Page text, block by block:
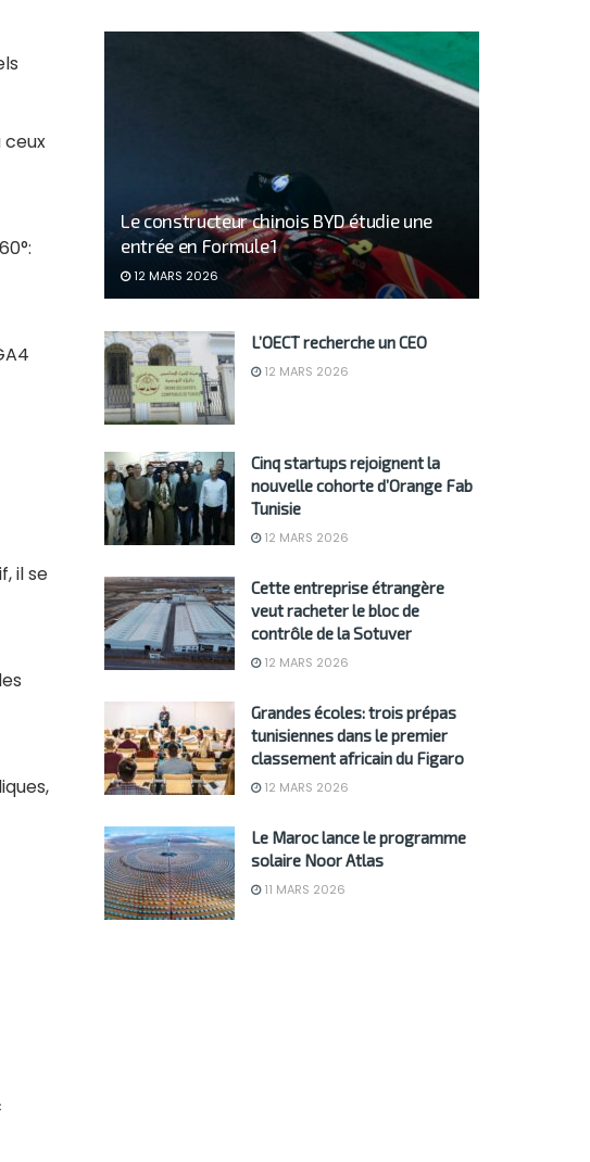
ceux
il se
Le constructeur chinois BYD étudie une
entrée en Formule 1
12 MARS 2026
L’OECT recherche un CEO
12 MARS 2026
Cinq startups rejoignent la
nouvelle cohorte d’Orange Fab
Tunisie
12 MARS 2026
Cette entreprise étrangère
veut racheter le bloc de
contrôle de la Sotuver
12 MARS 2026
Grandes écoles: trois prépas
tunisiennes dans le premier
classement africain du Figaro
12 MARS 2026
Le Maroc lance le programme
solaire Noor Atlas
11 MARS 2026